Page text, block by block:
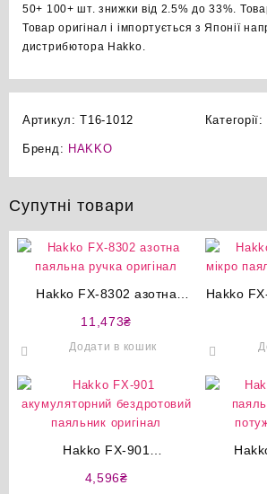
50+ 100+ шт. знижки від 2.5% до 33%.
Товар оригінал і імпортується з Японії
дистрибютора Hakko.
Артикул:T16-1012 Категорії:
Бренд: HAKKO
Супутні товари
Hakko FX-8302 азотна
11,473₴
Додати в кошик
Hakko
Hakko FX-901
паяльник оригінал
4,596₴